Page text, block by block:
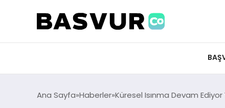
Ana Sayfa Haberler Küresel Isınma Devam Ediyor